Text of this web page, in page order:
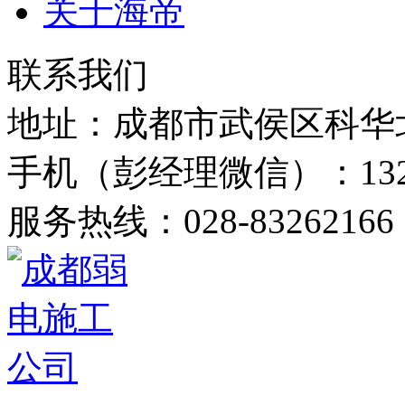
关于海帝
联系我们
地址： 成都市武侯区科
手机（彭经理微信）：
服务热线： 028-